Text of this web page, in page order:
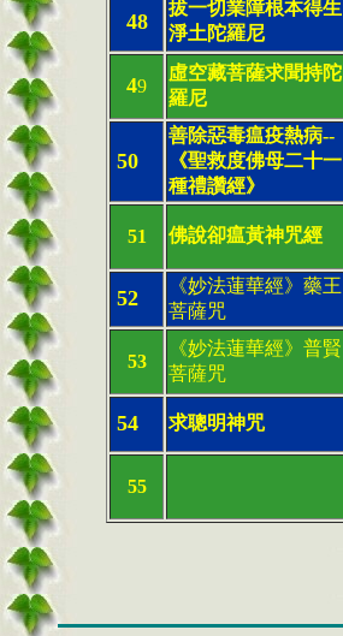
48
拔一切業障根本得生
淨土陀羅尼
49
虛空藏菩薩求聞持陀
羅尼
50
善除惡毒瘟疫熱病--
《聖救度佛母二十一
種禮讚經》
51 佛說卻瘟黃神咒經
52
《妙法蓮華經》藥王
菩薩咒
53
《妙法蓮華經》普賢
菩薩咒
54 求聰明神咒
55